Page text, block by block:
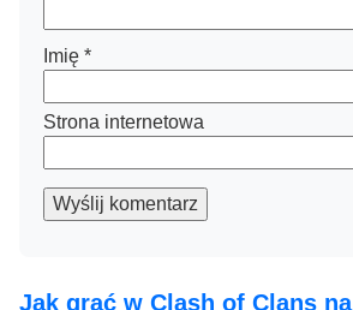
Imię *
Strona internetowa
Wyślij komentarz
Jak grać w Clash of Clans na